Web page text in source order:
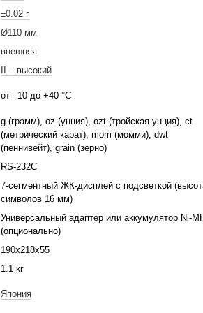
±0.02 г
Ø110 мм
внешняя
II – высокий
от –10 до +40 °C
g (грамм), oz (унция), ozt (тройская унция), ct
(метрический карат), mom (момми), dwt
(пеннивейт), grain (зерно)
RS-232C
7-сегментный ЖК-дисплей с подсветкой
символов 16 мм)
Универсальный адаптер или аккумулятор Ni-
(опционально)
190x218x55
1.1 кг
Япония